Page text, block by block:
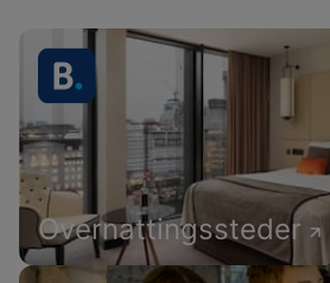
Overnattingssteder